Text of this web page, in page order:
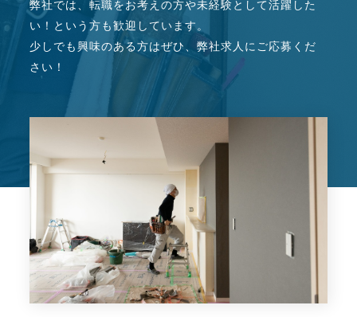
弊社では、転職をお考えの方や未経験として活躍した
い！という方も歓迎しています。
少しでも興味のある方はぜひ、弊社求人にご応募くだ
さい！